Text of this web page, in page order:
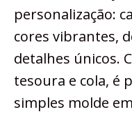
personalização:
cores vibrantes,
detalhes únicos.
tesoura e cola, é
simples molde